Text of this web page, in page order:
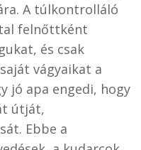
A túlkontrolláló
felnőttként
és csak
vágyaikat a
jó apa engedi, hogy
útját,
Ebbe a